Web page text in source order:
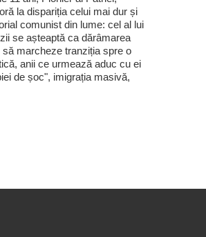
la dispariția celui mai dur și
comunist din lume: cel al lui
se așteaptă ca dărâmarea
marcheze tranziția spre o
anii ce urmează aduc cu ei
de șoc", imigrația masivă,